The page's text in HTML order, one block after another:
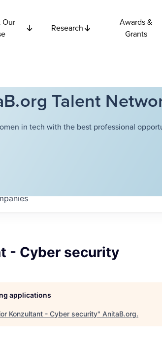
Our
Research
Awards &
Grants
Talent
in tech with the best professional
- Cyber security
applications
Konzultant - Cyber security" AnitaB.org.